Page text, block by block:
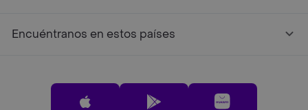
Encuéntranos en estos países